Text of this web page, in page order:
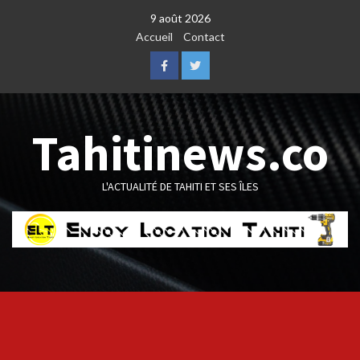
9 août 2026
Accueil
Contact
FacebookTwitter
Tahitinews.co
L'ACTUALITÉ DE TAHITI ET SES ÎLES